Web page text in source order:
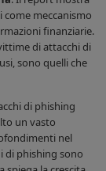
meccanismo
finanziarie.
di attacchi di
sono quelli che
di phishing
un vasto
nel
di phishing sono